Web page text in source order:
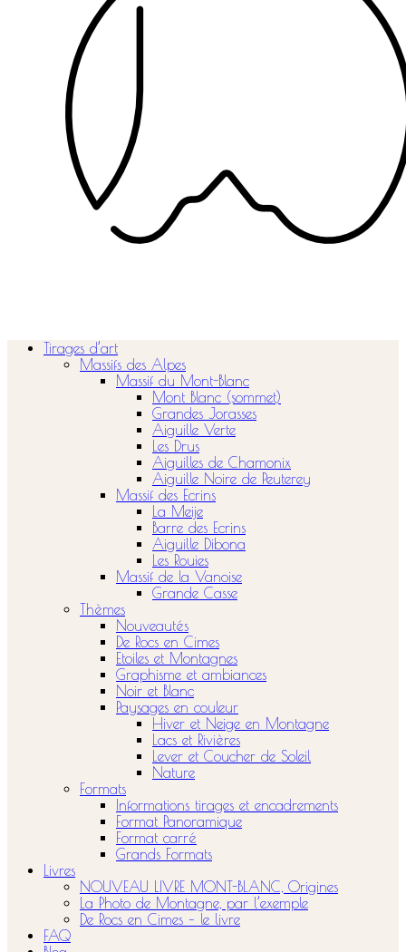
Tirages d’art
Massifs des Alpes
Massif du Mont-Blanc
Mont Blanc (sommet)
Grandes Jorasses
Aiguille Verte
Les Drus
Aiguilles de Chamonix
Aiguille Noire de Peuterey
Massif des Ecrins
La Meije
Barre des Ecrins
Aiguille Dibona
Les Rouies
Massif de la Vanoise
Grande Casse
Thèmes
Nouveautés
De Rocs en Cimes
Etoiles et Montagnes
Graphisme et ambiances
Noir et Blanc
Paysages en couleur
Hiver et Neige en Montagne
Lacs et Rivières
Lever et Coucher de Soleil
Nature
Formats
Informations tirages et encadrements
Format Panoramique
Format carré
Grands Formats
Livres
NOUVEAU LIVRE MONT-BLANC, Origines
La Photo de Montagne, par l’exemple
De Rocs en Cimes – le livre
FAQ